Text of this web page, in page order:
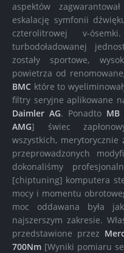
aspektów
eskalację symfonii
czterolitrowej v-
turbodoładowanej
zostały sportowe,
powietrza od
BMC które to
filtry seryjne aplikowane
Daimler AG. Ponadto MB
AMG] świec
wszystkich,
przeprowadzonych
dokonaliśmy
[chiptuning] komputera
mocy i momentu
moc oddawana była
najszerszym zakresie.
przedstawione przez
700Nm [Wyniki pomiaru